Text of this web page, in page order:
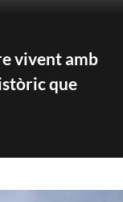
vivent amb
que